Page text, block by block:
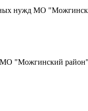
нужд МО
"Можгинский район"